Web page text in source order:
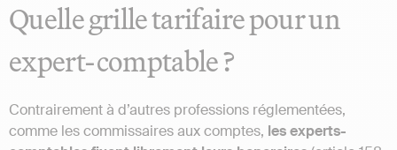
Quelle grille tarifaire pour un
expert-comptable ?
Contrairement à d’autres professions réglementées,
comme les commissaires aux comptes, les experts-